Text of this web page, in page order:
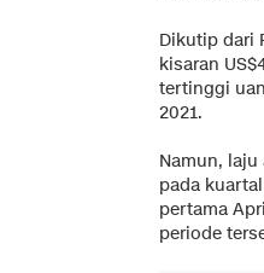
Dikutip dari
kisaran
tertinggi
2021.
Namun,
pada
pertama
periode